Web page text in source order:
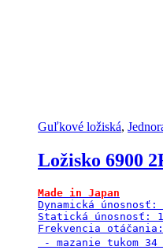
Guľkové ložiská,
Ložisko 6900
Made in Japan
Dynamická únosnosť:
Statická únosnosť:
Frekvencia otáčania:
- mazanie tukom 34